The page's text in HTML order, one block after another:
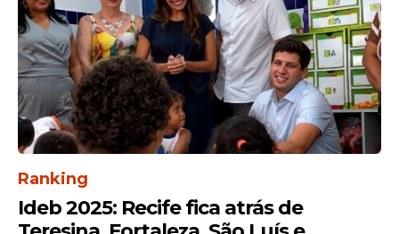
Ranking
Ideb 2025: Recife fica atrás de